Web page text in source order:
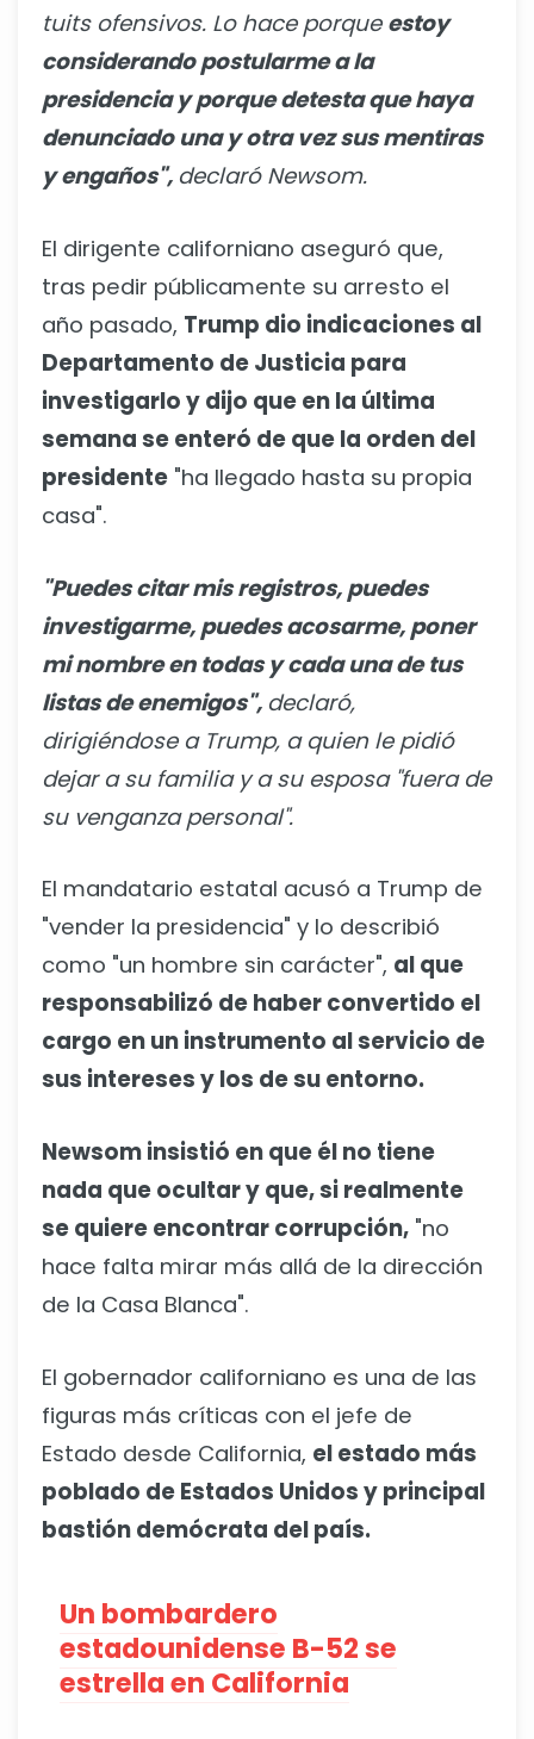
tuits ofensivos. Lo hace porque estoy
considerando postularme a la
presidencia y porque detesta que haya
denunciado una y otra vez sus mentiras
y engaños", declaró Newsom.
El dirigente californiano aseguró que,
tras pedir públicamente su arresto el
año pasado, Trump dio indicaciones al
Departamento de Justicia para
investigarlo y dijo que en la última
semana se enteró de que la orden del
presidente "ha llegado hasta su propia
casa".
"Puedes citar mis registros, puedes
investigarme, puedes acosarme, poner
mi nombre en todas y cada una de tus
listas de enemigos", declaró,
dirigiéndose a Trump, a quien le pidió
dejar a su familia y a su esposa "fuera de
su venganza personal".
El mandatario estatal acusó a Trump de
"vender la presidencia" y lo describió
como "un hombre sin carácter", al que
responsabilizó de haber convertido el
cargo en un instrumento al servicio de
sus intereses y los de su entorno.
Newsom insistió en que él no tiene
nada que ocultar y que, si realmente
se quiere encontrar corrupción, "no
hace falta mirar más allá de la dirección
de la Casa Blanca".
El gobernador californiano es una de las
figuras más críticas con el jefe de
Estado desde California, el estado más
poblado de Estados Unidos y principal
bastión demócrata del país.
Un bombardero
estadounidense B-52 se
estrella en California